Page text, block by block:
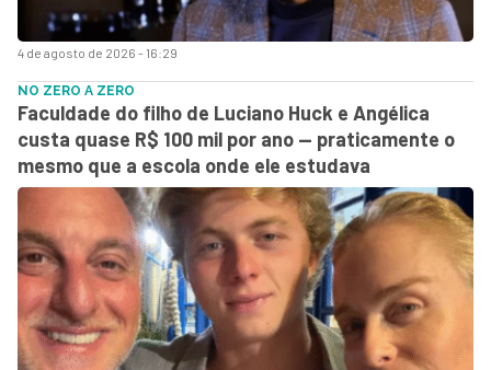
4 de agosto de 2026 - 16:29
NO ZERO A ZERO
Faculdade do filho de Luciano Huck e Angélica
custa quase R$ 100 mil por ano — praticamente o
mesmo que a escola onde ele estudava